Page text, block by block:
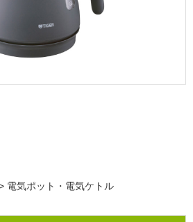
電気ポット・電気ケトル